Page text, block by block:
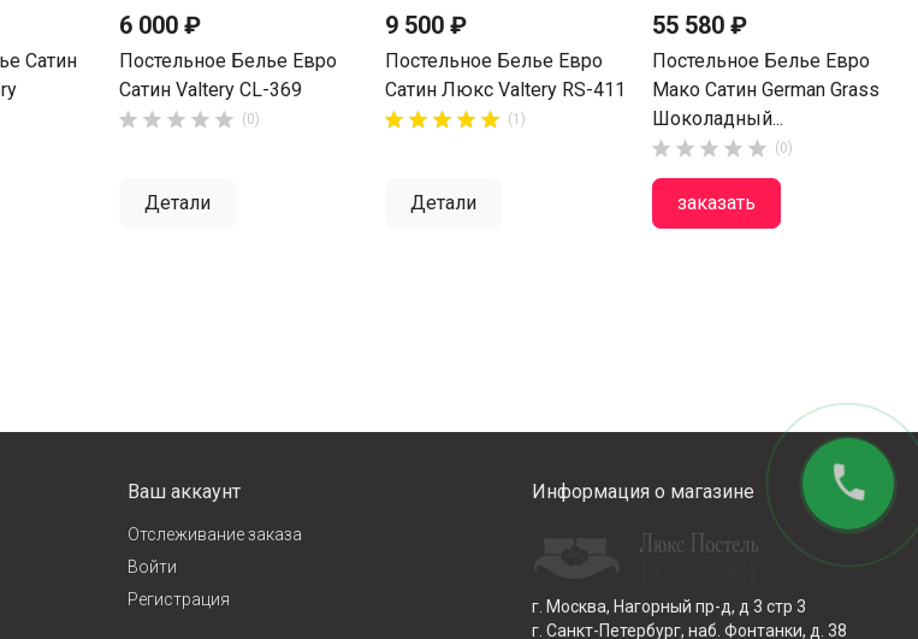
Сатин
6 000 ₽
Постельное Белье Евро
Сатин Valtery CL-369
     (0)
Детали
9 500 ₽
Постельное Белье Евро
Сатин Люкс Valtery RS-411

 (1)
Детали
55 580 ₽
Постельное Белье Евро
Мако Сатин German Grass
Шоколадный...
     (0)
заказать
Ваш аккаунт
Отслеживание заказа
Войти
Регистрация
Информация о магазине
г. Москва, Нагорный пр-д, д 3 стр 3
г. Санкт-Петербург, наб. Фонтанки, д. 38
phone